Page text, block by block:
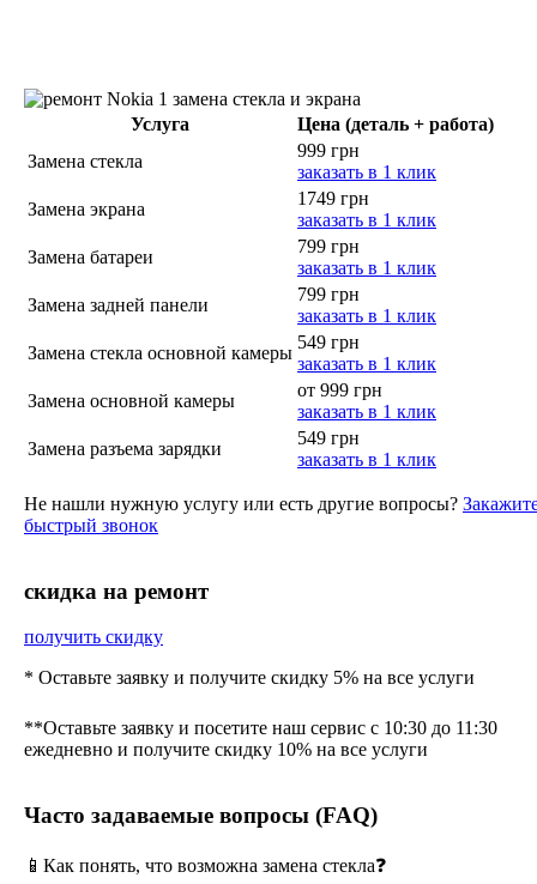
Услуга
Цена (деталь + работа)
Замена стекла
999 грн
заказать в 1 клик
Замена экрана
1749 грн
заказать в 1 клик
Замена батареи
799 грн
заказать в 1 клик
Замена задней панели
799 грн
заказать в 1 клик
Замена стекла основной камеры
549 грн
заказать в 1 клик
Замена основной камеры
от 999 грн
заказать в 1 клик
Замена разъема зарядки
549 грн
заказать в 1 клик
Не нашли нужную услугу или есть другие вопросы?
быстрый звонок
cкидка на ремонт
получить скидку
* Оставьте заявку и получите скидку 5% на все услуги
**Оставьте заявку и посетите наш сервис с 10:30 до 11:30
ежедневно и получите скидку 10% на все услуги
Часто задаваемые вопросы (FAQ)
📱Как понять, что возможна замена стекла❓